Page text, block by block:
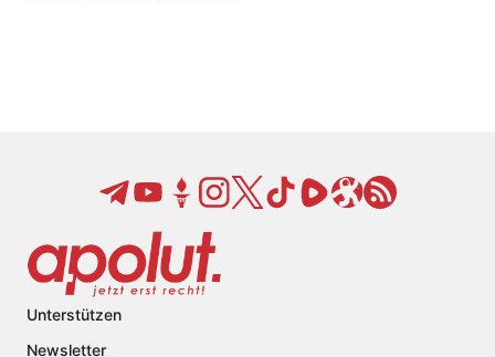
Unterstützen
Newsletter